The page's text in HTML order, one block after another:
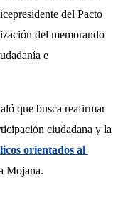
del Pacto
del memorando
e
que busca reafirmar
ciudadana y la
orientados al
Mojana.